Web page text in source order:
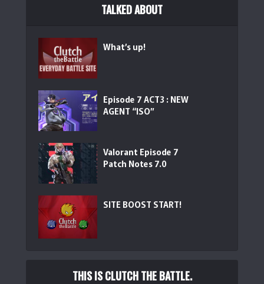
YUNZII X98 QMK/VIA対応 ワイヤレス メカニカルゲーミング
キーボ...
(546441
メカニ...
( 5463866
TALKED ABOUT
What’s up!
Episode 7 ACT3 : NEW
AGENT “ISO”
Valorant Episode 7
Patch Notes 7.0
SITE BOOST START!
THIS IS CLUTCH THE BATTLE.